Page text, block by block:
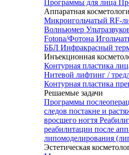
Программы для лица
Аппаратная
Микроигольчатый RF-
Волньюмер
Fotona/Фотона
ББЛ Инфракрасный
Инъекционная
Контурная пластика
Нитевой лифтинг /
Контурная пластика
Решаемые задачи
Программы
следов постакне и
вросшего ногтя
реабилитации после
липомоделирования
Эстетическая